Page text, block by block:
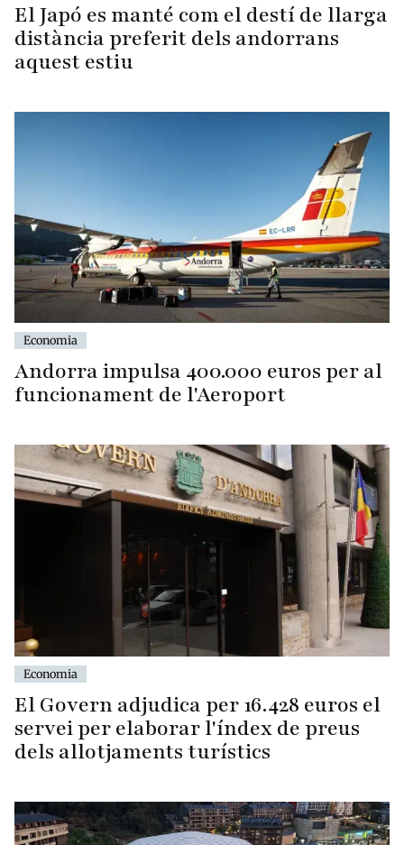
El Japó es manté com el destí de llarga
distància preferit dels andorrans
aquest estiu
Economia
Andorra impulsa 400.000 euros per al
funcionament de l'Aeroport
Economia
El Govern adjudica per 16.428 euros el
servei per elaborar l'índex de preus
dels allotjaments turístics